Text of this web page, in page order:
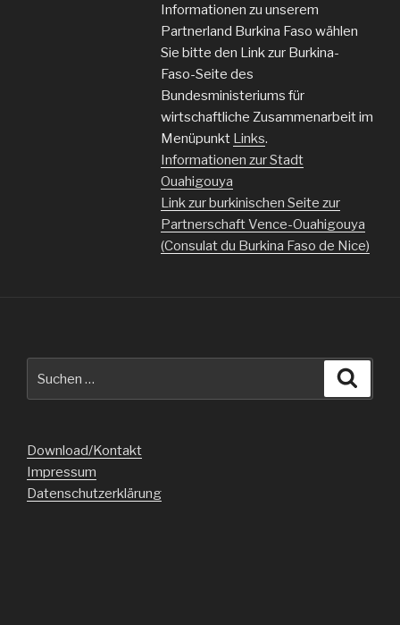
Informationen zu unserem
Partnerland Burkina Faso wählen
Sie bitte den Link zur Burkina-
Faso-Seite des
Bundesministeriums für
wirtschaftliche Zusammenarbeit im
Menüpunkt Links.
Informationen zur Stadt
Ouahigouya
Link zur burkinischen Seite zur
Partnerschaft Vence-Ouahigouya
(Consulat du Burkina Faso de Nice)
nach:
Download/Kontakt
Impressum
Datenschutzerklärung